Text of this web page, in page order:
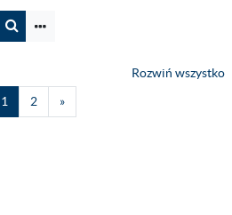
Wyszukaj kursy
Rozwiń wszystko
1 Strona 1
2Strona 2
»Następna strona